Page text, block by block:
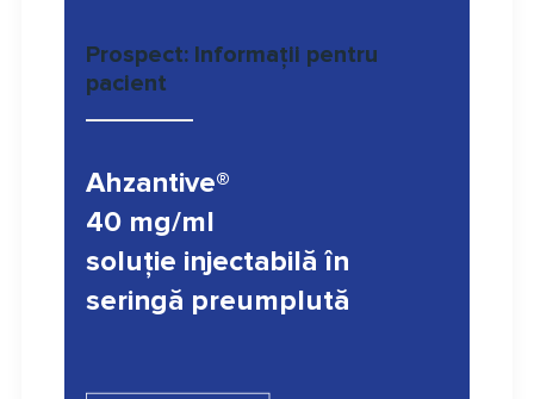
Prospect: Informaţii pentru
pacient
Ahzantive®
40 mg/ml
soluţie injectabilă în
seringă preumplută